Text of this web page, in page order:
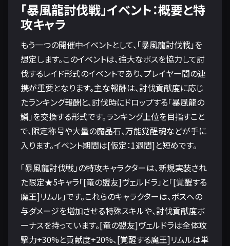
「暴風龍討伐戦」イベント：概要と特
攻キャラ
もう一つの開催中イベントとして、「暴風龍討伐戦」を
想定します。このイベントは、強大なボスを協力して討
伐するレイド形式のイベントであり、プレイヤー間の連
携が重要となります。主な報酬は、討伐貢献度に応じ
たランキング報酬と、討伐時にドロップする「暴風龍の
鱗」を交換する形式です。ランキング上位を目指すこと
で、限定称号や大量の魔晶石、万能覚醒魂などが手に
入ります。イベント期間は[仮定：1週間]と短めです。
「暴風龍討伐戦」の特攻キャラクターは、新規実装され
た限定★5キャラ「[竜の盟友]ヴェルドラ」と「[覚醒する
魔王]リムル」です。これらのキャラクターは、ボスへの
与ダメージを増加させる特殊スキルや、討伐貢献度ボ
ーナスを持っています。[竜の盟友]ヴェルドラは全体攻
撃力+30%と貢献度+20%、[覚醒する魔王]リムルは単